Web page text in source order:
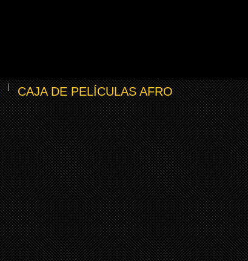
CAJA DE PELÍCULAS AFRO